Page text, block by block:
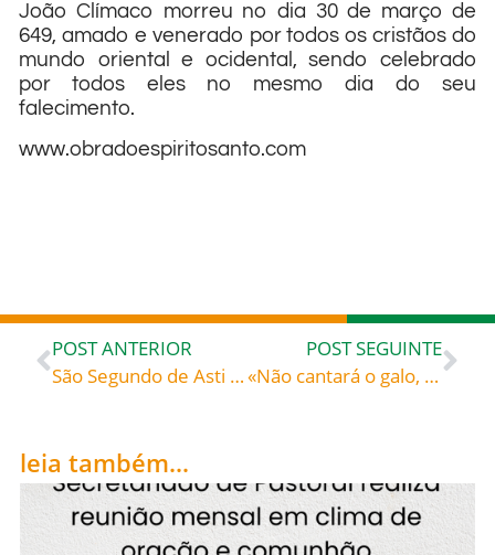
João Clímaco morreu no dia 30 de março de
649, amado e venerado por todos os cristãos do
mundo oriental e ocidental, sendo celebrado
por todos eles no mesmo dia do seu
falecimento.
www.obradoespiritosanto.com
POST ANTERIOR
São Segundo de Asti (+119), celebrado hoje, 29, roga por todos nós!
POST SEGUINTE
«Não cantará o galo, sem que Me tenhas negado três vezes» – Santo Ambrósio (c. 340-397) bispo de Milão, doutor da Igreja Comentário ao evangelho de S. Lucas
leia também...